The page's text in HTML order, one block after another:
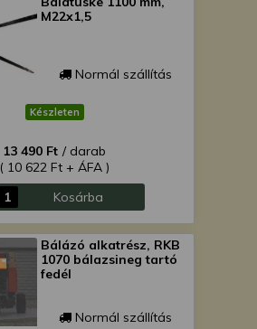
M22x1,5
Normál szállítás
Készleten
13 490 Ft / darab
( 10 622 Ft + ÁFA )
Kosárba
Bálázó alkatrész, RKB
1070 bálazsineg tartó
fedél
Normál szállítás